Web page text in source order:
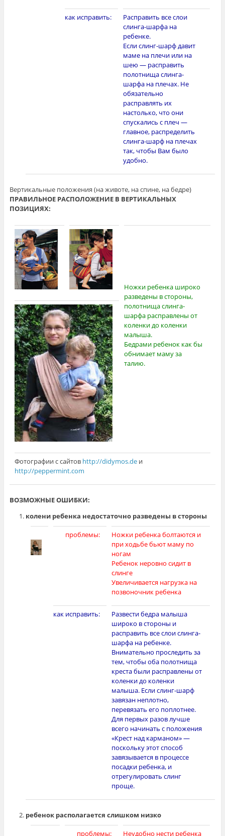
как исправить:
Расправить все слои
слинга-шарфа на
ребенке.
Если слинг-шарф давит
маме на плечи или на
шею — расправить
полотнища слинга-
шарфа на плечах. Не
обязательно
расправлять их
настолько, что они
спускались с плеч —
главное, распределить
слинга-шарф на плечах
так, чтобы Вам было
удобно.
Вертикальные положения (на животе, на спине, на бедре)
ПРАВИЛЬНОЕ РАСПОЛОЖЕНИЕ В ВЕРТИКАЛЬНЫХ
ПОЗИЦИЯХ:
Ножки ребенка широко
разведены в стороны,
полотнища слинга-
шарфа расправлены от
коленки до коленки
малыша.
Бедрами ребенок как бы
обнимает маму за
талию.
Фотографии с сайтов http://didymos.deи
http://peppermint.com
ВОЗМОЖНЫЕ ОШИБКИ:
колени ребенка недостаточно разведены в стороны
проблемы:
Ножки ребенка болтаются и
при ходьбе бьют маму по
ногам
Ребенок неровно сидит в
слинге
Увеличивается нагрузка на
позвоночник ребенка
как исправить:
Развести бедра малыша
широко в стороны и
расправить все слои слинга-
шарфа на ребенке.
Внимательно проследить за
тем, чтобы оба полотнища
креста были расправлены от
коленки до коленки
малыша. Если слинг-шарф
завязан неплотно,
перевязать его поплотнее.
Для первых разов лучше
всего начинать с положения
«Крест над карманом» —
поскольку этот способ
завязывается в процессе
посадки ребенка, и
отрегулировать слинг
проще.
ребенок располагается слишком низко
проблемы: Неудобно нести ребенка